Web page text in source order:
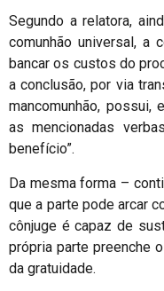
Segundo a relatora,
comunhão universal, a
bancar os custos do
a conclusão, por via
mancomunhão, possui,
as mencionadas
benefício”.
Da mesma forma –
que a parte pode arcar
cônjuge é capaz de
própria parte preenche
da gratuidade.